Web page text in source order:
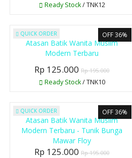
Ready Stock/ TNK12
OFF 36%
QUICK ORDER
Atasan Batik Wanita Muslim
Modern Terbaru
Rp 125.000 Rp 195.000
Ready Stock/ TNK10
OFF 36%
QUICK ORDER
Atasan Batik Wanita Muslim
Modern Terbaru - Tunik Bunga
Mawar Floy
Rp 125.000 Rp 195.000